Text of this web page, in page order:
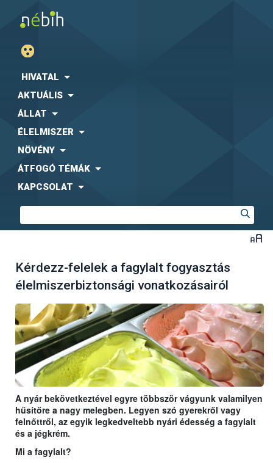
HIVATAL
AKTUÁLIS
ÁLLAT
ÉLELMISZER
NÖVÉNY
ÁTFOGÓ TÉMÁK
KAPCSOLAT
Kérdezz-felelek a fagylalt fogyasztás
élelmiszerbiztonsági vonatkozásairól
A nyár bekövetkeztével egyre többször vágyunk valamilyen
hűsítőre a nagy melegben. Legyen szó gyerekről vagy
felnőttről, az egyik legkedveltebb nyári édesség a fagylalt
és a jégkrém.
Mi a fagylalt?